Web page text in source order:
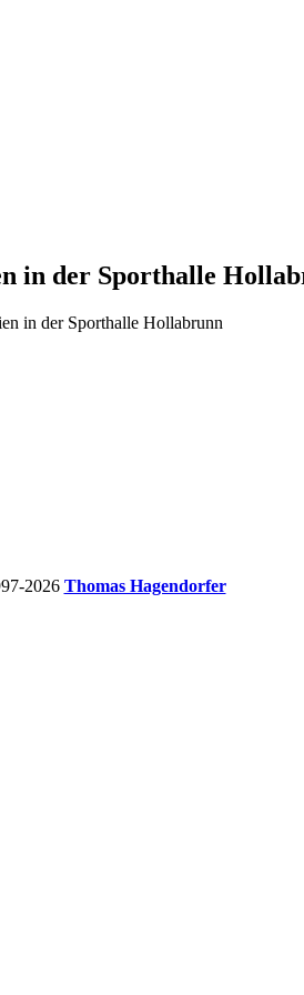
in der Sporthalle
in der Sporthalle Hollabrunn
2026 Thomas Hagendorfer